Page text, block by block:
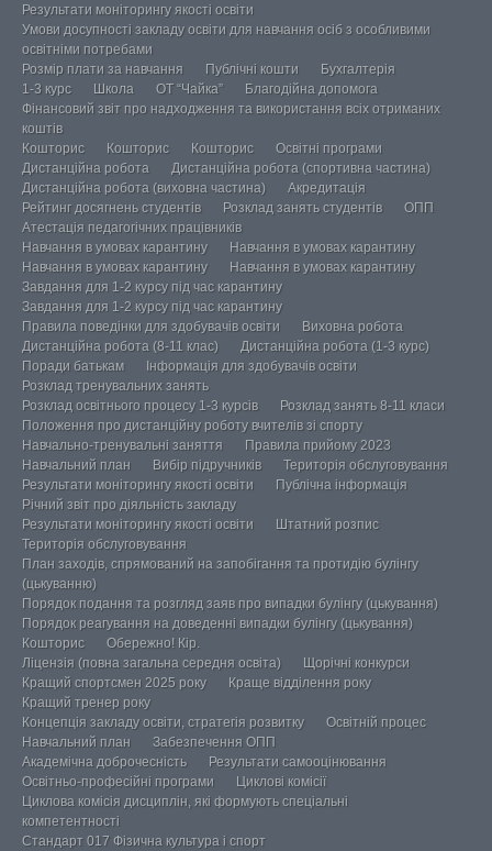
Результати моніторингу якості освіти
Умови досупності закладу освіти для навчання осіб з особливими
освітніми потребами
Розмір плати за навчання
Публічні кошти
Бухгалтерія
1-3 курс
Школа ОТ “Чайка”
Благодійна допомога
Фінансовий звіт про надходження та використання всіх отриманих
коштів
Кошторис
Кошторис Кошторис
Освітні програми
Дистанційна робота
Дистанційна робота (спортивна частина)
Дистанційна робота (виховна частина)
Акредитація
Рейтинг досягнень студентів
Розклад занять студентів
ОПП
Атестація педагогічних працівників
Навчання в умовах карантину
Навчання в умовах карантину
Навчання в умовах карантину
Навчання в умовах карантину
Завдання для 1-2 курсу під час карантину
Завдання для 1-2 курсу під час карантину
Правила поведінки для здобувачів освіти
Виховна робота
Дистанційна робота (8-11 клас)
Дистанційна робота (1-3 курс)
Поради батькам
Інформація для здобувачів освіти
Розклад тренувальних занять
Розклад освітнього процесу 1-3 курсів
Розклад занять 8-11 класи
Положення про дистанційну роботу вчителів зі спорту
Навчально-тренувальні заняття
Правила прийому 2023
Навчальний план
Вибір підручників
Територія обслуговування
Результати моніторингу якості освіти
Публічна інформація
Річний звіт про діяльність закладу
Результати моніторингу якості освіти
Штатний розпис
Територія обслуговування
План заходів, спрямований на запобігання та протидію булінгу
(цькуванню)
Порядок подання та розгляд заяв про випадки булінгу (цькування)
Порядок реагування на доведенні випадки булінгу (цькування)
Кошторис
Обережно! Кір.
Ліцензія (повна загальна середня освіта)
Щорічні конкурси
Кращий спортсмен 2025 року
Краще відділення року
Кращий тренер року
Концепція закладу освіти, стратегія розвитку
Освітній процес
Навчальний план
Забезпечення ОПП
Академічна доброчесність
Результати самооцінювання
Освітньо-професійні програми
Циклові комісії
Циклова комісія дисциплін, які формують спеціальні
компетентності
Стандарт 017 Фізична культура і спорт